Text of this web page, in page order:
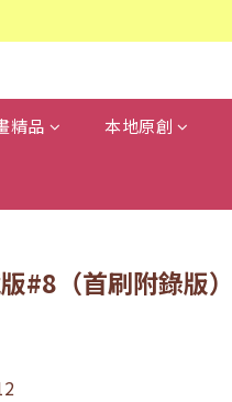
精品 本地原創
#8（首刷附錄版）